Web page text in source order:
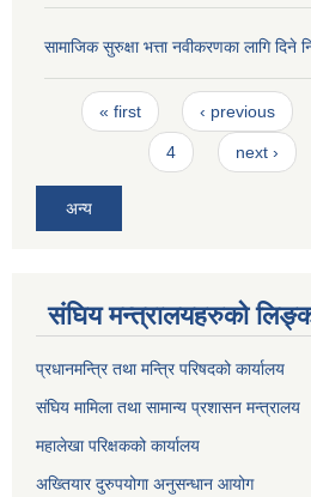
सामाजिक सुरुक्षा भत्ता नवीकरणका लागि दिने
Pages
« first ‹ previous
4 next ›
अन्य
संघिय मन्त्रालयहरुको
प्रधानमन्त्रि तथा मन्त्रि परिषदको कार्यालय
संघिय मामिला तथा सामान्य प्रशासन मन्त्रालय
महालेखा परिक्षकको कार्यालय
अख्तियार दुरुपयोगा अनुसन्धान आयोग